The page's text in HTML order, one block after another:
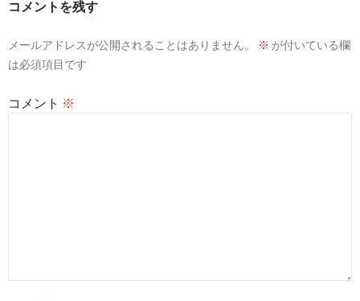
ョ
コメントを残す
メールアドレスが公開されることはありません。 ※ が付いている欄
は必須項目です
コメント ※